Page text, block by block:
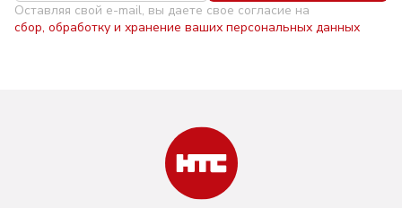
Оставляя свой e-mail, вы даете свое согласие на
сбор, обработку и хранение ваших персональных данных